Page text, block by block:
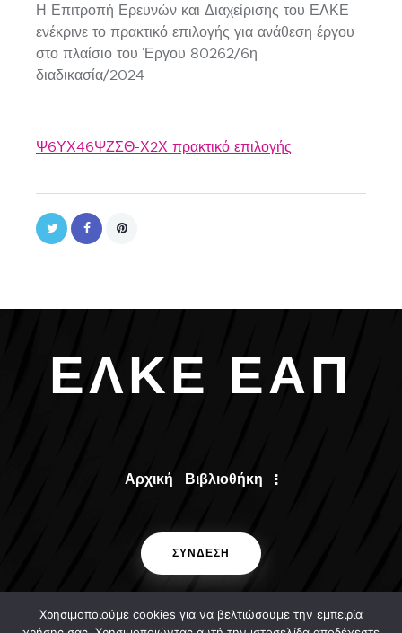
Η Επιτροπή Ερευνών και Διαχείρισης του ΕΛΚΕ
ενέκρινε το πρακτικό επιλογής για ανάθεση έργου
στο πλαίσιο του Έργου 80262/6η
διαδικασία/2024
Ψ6ΥΧ46ΨΖΣΘ-Χ2Χ πρακτικό επιλογής
ΕΛΚΕ ΕΑΠ
Αρχική Βιβλιοθήκη
ΣΥΝΔΕΣΗ
Χρησιμοποιούμε cookies για να βελτιώσουμε την εμπειρία